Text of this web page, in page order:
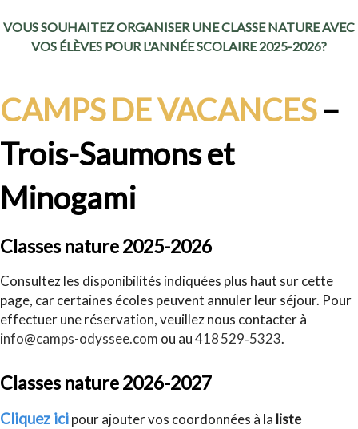
VOUS SOUHAITEZ ORGANISER UNE CLASSE NATURE AVEC
VOS ÉLÈVES POUR L'ANNÉE SCOLAIRE 2025-2026?
CAMPS DE VACANCES–
Trois-Saumons et
Minogami
Classes nature 2025-2026
Consultez les disponibilités indiquées plus haut sur cette
page, car certaines écoles peuvent annuler leur séjour. Pour
effectuer une réservation, veuillez nous contacter à
info@camps-odyssee.com ou au418 529‑5323.
Classes nature 2026-2027
Cliquez icipour ajouter vos coordonnées à la liste